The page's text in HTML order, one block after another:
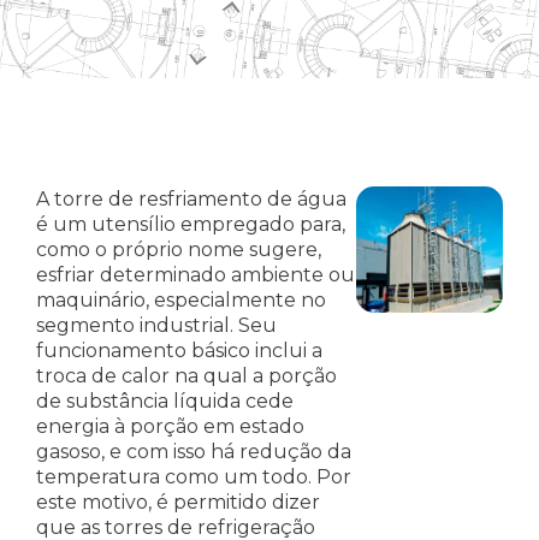
A torre de resfriamento de água
é um utensílio empregado para,
como o próprio nome sugere,
esfriar determinado ambiente ou
maquinário, especialmente no
segmento industrial. Seu
funcionamento básico inclui a
troca de calor na qual a porção
de substância líquida cede
energia à porção em estado
gasoso, e com isso há redução da
temperatura como um todo. Por
este motivo, é permitido dizer
que as torres de refrigeração